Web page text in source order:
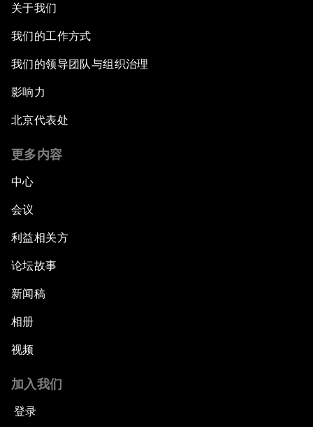
关于我们
我们的工作方式
我们的领导团队与组织治理
影响力
北京代表处
更多内容
中心
会议
利益相关方
论坛故事
新闻稿
相册
视频
加入我们
登录